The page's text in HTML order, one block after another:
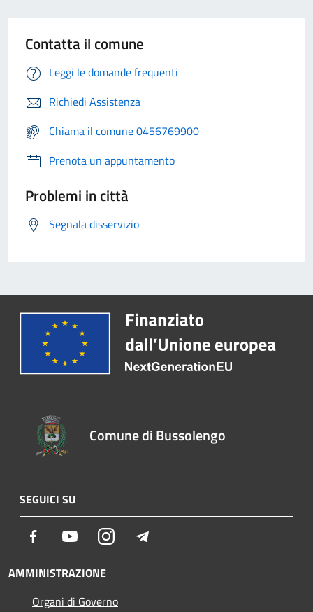
Contatta il comune
Leggi le domande frequenti
Richiedi Assistenza
Chiama il comune 0456769900
Prenota un appuntamento
Problemi in città
Segnala disservizio
Comune di Bussolengo
SEGUICI SU
Facebook YoutubeInstagram
AMMINISTRAZIONE
Organi di Governo